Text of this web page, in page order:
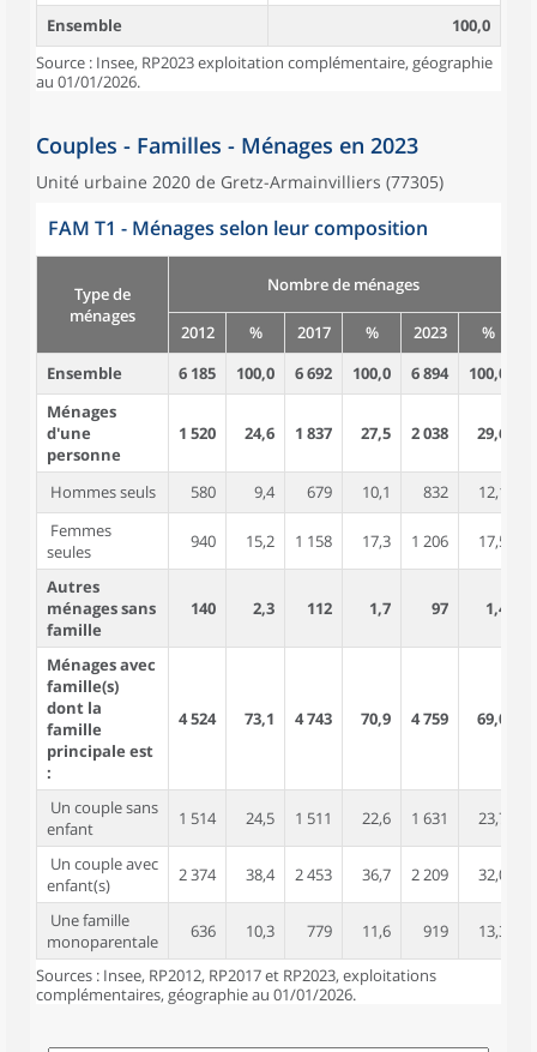
Ensemble
100,0
Source : Insee, RP2023 exploitation complémentaire, géographie
au 01/01/2026.
Couples - Familles - Ménages en 2023
Unité urbaine 2020 de Gretz-Armainvilliers (77305)
FAM T1 - Ménages selon leur composition
Type de
ménages
Nombre de ménages
2012 % 2017 % 2023 %
Ensemble
6 185 100,0 6 692 100,0 6 894 100,0
Ménages
d'une
personne
1 520 24,6 1 837 27,5 2 038 29,6
Hommes seuls 580 9,4 679 10,1 832
12,1
Femmes
seules
940 15,2 1 158 17,3 1 206 17,5
Autres
ménages sans
famille
140 2,3 112 1,7 97 1,4
Ménages avec
famille(s)
dont la
famille
principale est
:
4 524 73,1 4 743 70,9 4 759 69,0
Un couple sans
enfant
1 514 24,5 1 511 22,6 1 631 23,7
Un couple avec
enfant(s)
2 374 38,4 2 453 36,7 2 209 32,0
Une famille
monoparentale
636 10,3 779 11,6 919 13,3
Sources : Insee, RP2012, RP2017 et RP2023, exploitations
complémentaires, géographie au 01/01/2026.